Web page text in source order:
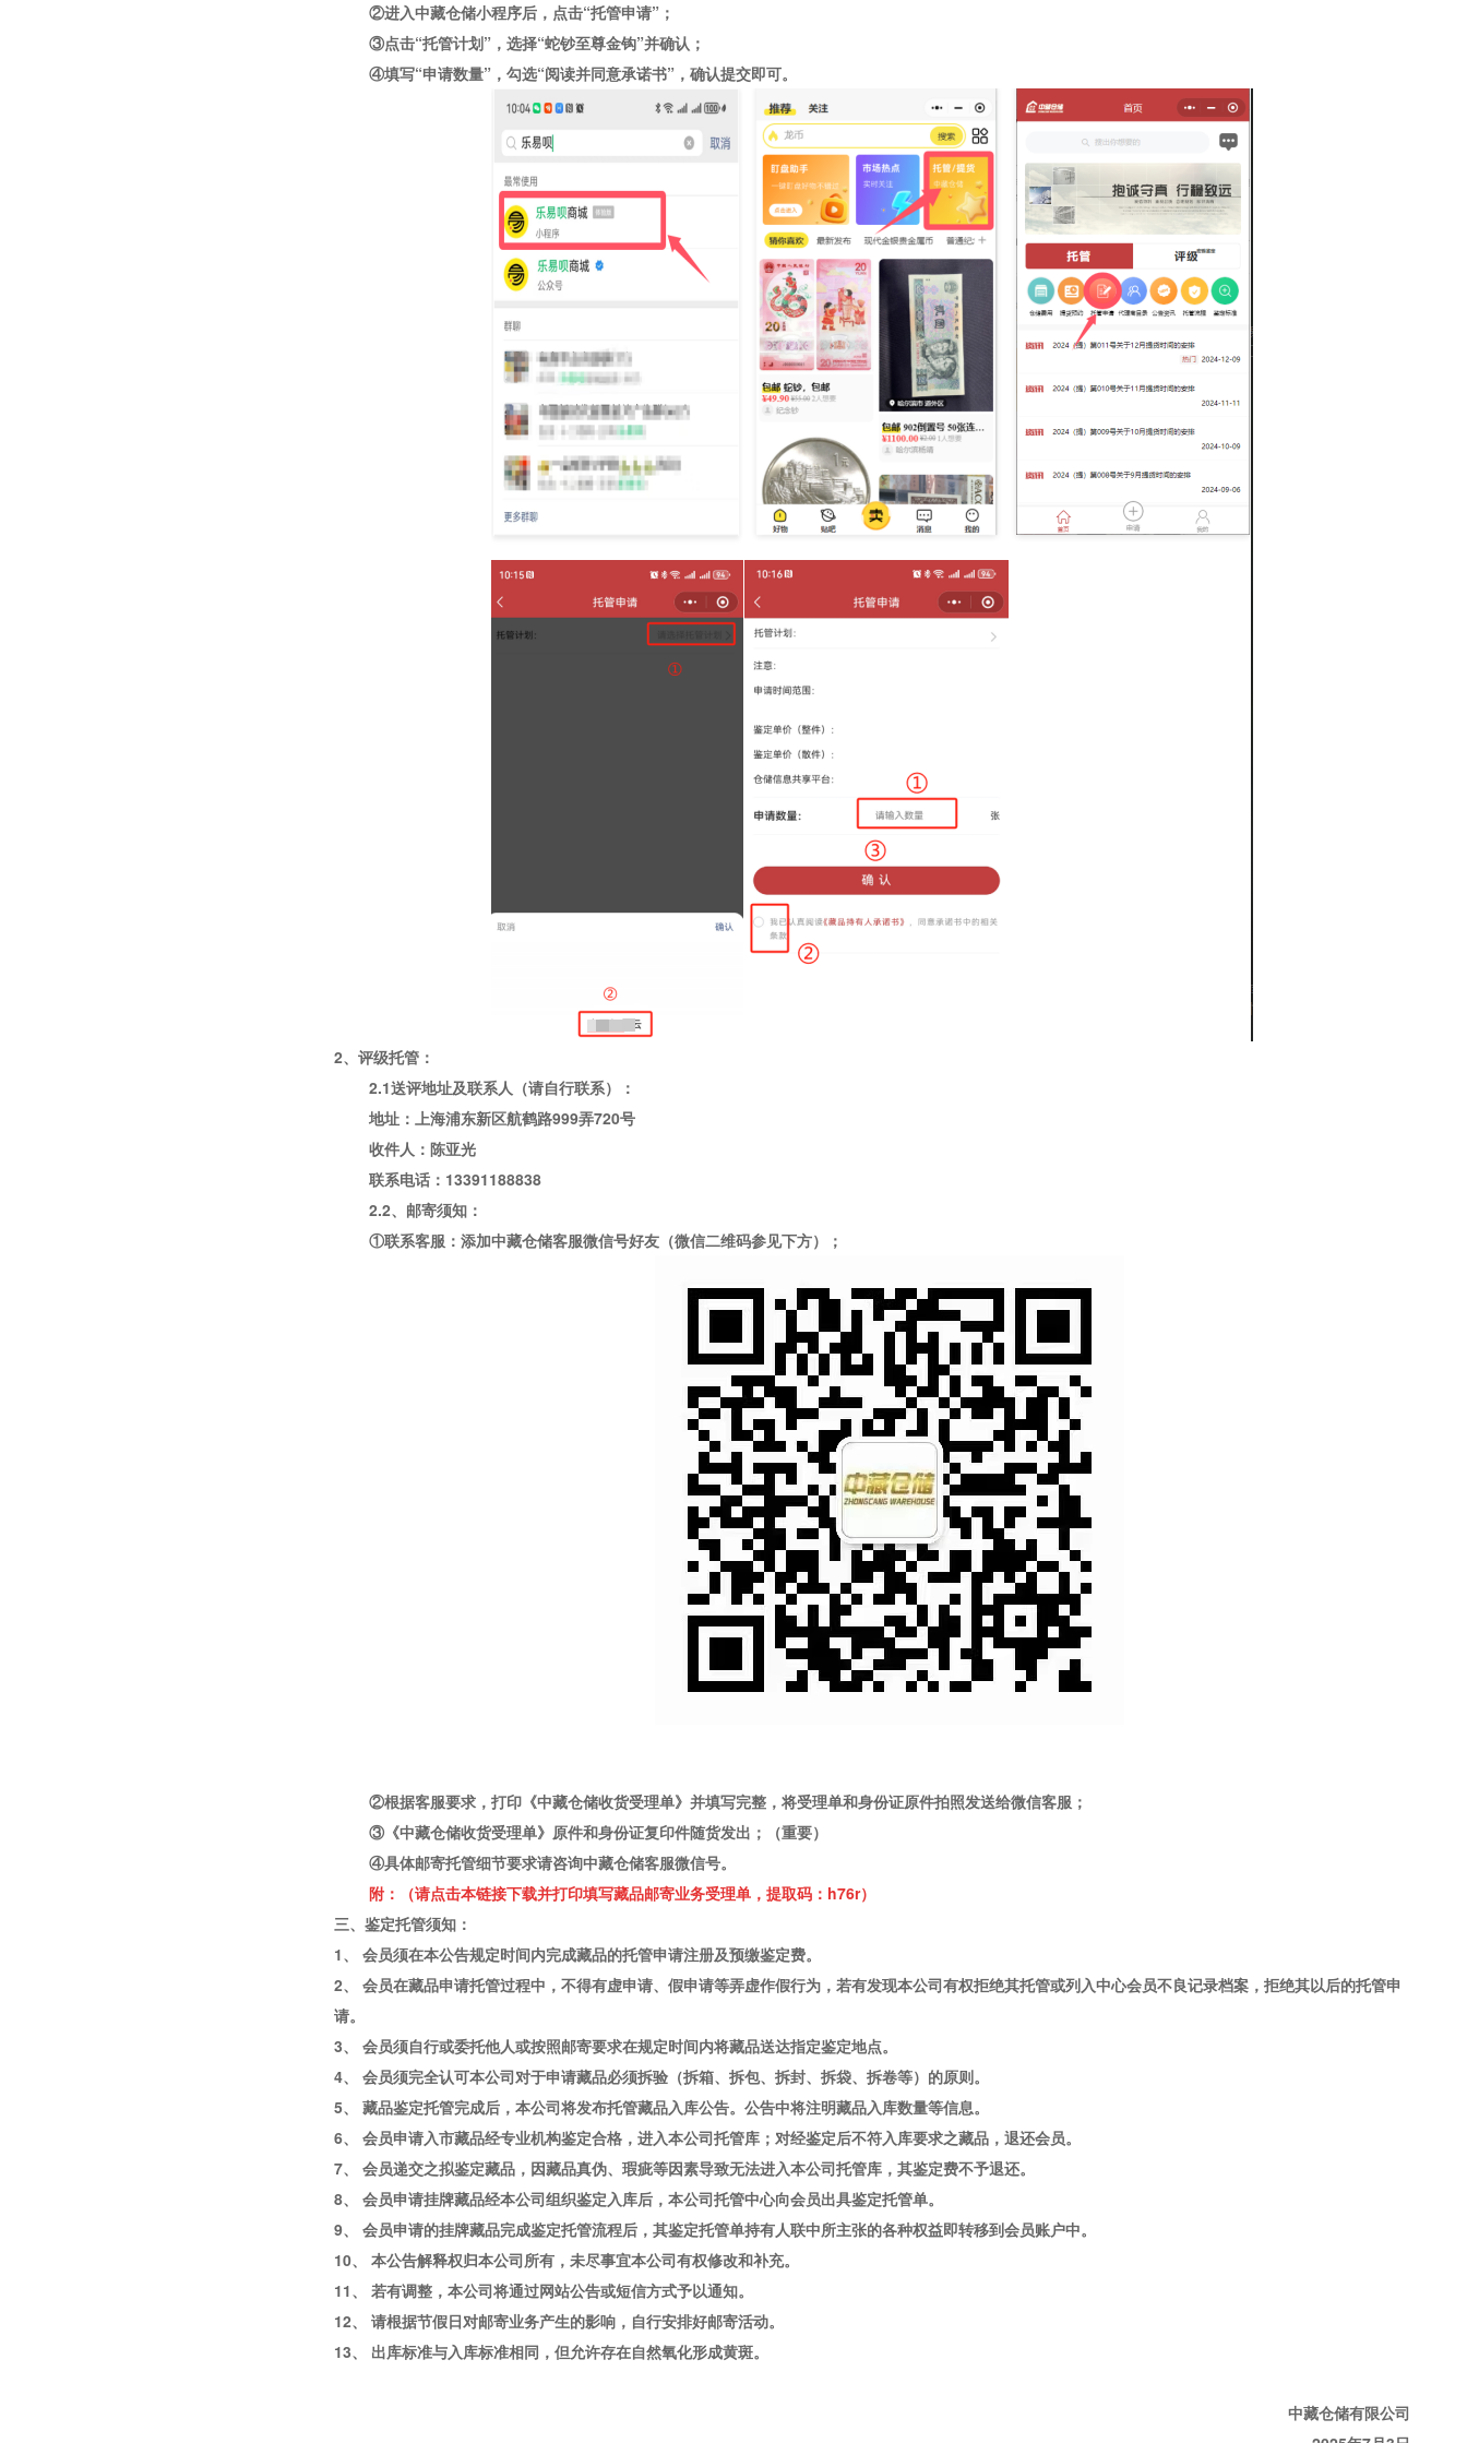
②进入中藏仓储小程序后，点击“托管申请” ；
③点击“托管计划” ，选择“蛇钞至尊金钩”并确认；
④填写“申请数量” ，勾选“阅读并同意承诺书” ，确认提交即可。
2、评级托管：
2.1送评地址及联系人（请自行联系）：
地址：上海浦东新区航鹤路999弄720号
收件人：陈亚光
联系电话： 13391188838
2.2、邮寄须知：
①联系客服：添加中藏仓储客服微信号好友（微信二维码参见下方）；
②根据客服要求，打印《中藏仓储收货受理单》并填写完整，将受理单和身份证原件拍照发送给微信客服；
③《中藏仓储收货受理单》原件和身份证复印件随货发出；（重要）
④具体邮寄托管细节要求请咨询中藏仓储客服微信号。
附：（请点击本链接下载并打印填写藏品邮寄业务受理单，提取码：h76r）
三、鉴定托管须知：
1、 会员须在本公告规定时间内完成藏品的托管申请注册及预缴鉴定费。
2、 会员在藏品申请托管过程中，不得有虚申请、假申请等弄虚作假行为，若有发现本公司有权拒绝其托管或列入中心会员不良记录档案，拒绝其以后的托管申
请。
3、 会员须自行或委托他人或按照邮寄要求在规定时间内将藏品送达指定鉴定地点。
4、 会员须完全认可本公司对于申请藏品必须拆验（拆箱、拆包、拆封、拆袋、拆卷等）的原则。
5、 藏品鉴定托管完成后，本公司将发布托管藏品入库公告。公告中将注明藏品入库数量等信息。
6、 会员申请入市藏品经专业机构鉴定合格，进入本公司托管库；对经鉴定后不符入库要求之藏品，退还会员。
7、 会员递交之拟鉴定藏品，因藏品真伪、瑕疵等因素导致无法进入本公司托管库，其鉴定费不予退还。
8、 会员申请挂牌藏品经本公司组织鉴定入库后，本公司托管中心向会员出具鉴定托管单。
9、 会员申请的挂牌藏品完成鉴定托管流程后，其鉴定托管单持有人联中所主张的各种权益即转移到会员账户中。
10、 本公告解释权归本公司所有，未尽事宜本公司有权修改和补充。
11、 若有调整，本公司将通过网站公告或短信方式予以通知。
12、 请根据节假日对邮寄业务产生的影响，自行安排好邮寄活动。
13、 出库标准与入库标准相同，但允许存在自然氧化形成黄斑。
中藏仓储有限公司